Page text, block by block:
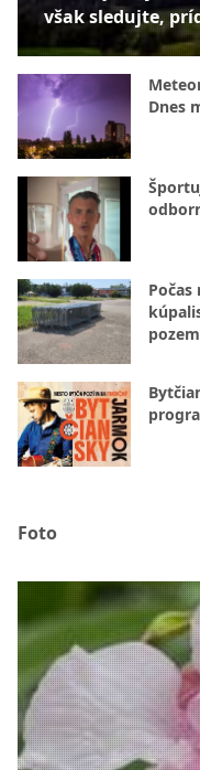
však sledujte,
Dnes
Foto